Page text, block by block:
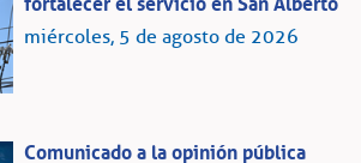
miércoles, 5 de agosto de 2026
Comunicado a la opinión pública